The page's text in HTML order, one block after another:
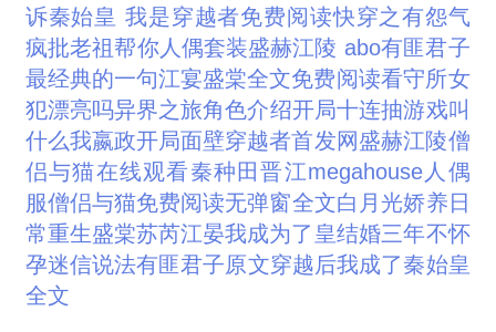
诉秦始皇 我是穿越者免费阅读快穿之有怨气
疯批老祖帮你人偶套装盛赫江陵 abo有匪君子
最经典的一句江宴盛棠全文免费阅读看守所女
犯漂亮吗异界之旅角色介绍开局十连抽游戏叫
什么我嬴政开局面壁穿越者首发网盛赫江陵僧
侣与猫在线观看秦种田晋江megahouse人偶
服僧侣与猫免费阅读无弹窗全文白月光娇养日
常重生盛棠苏芮江晏我成为了皇结婚三年不怀
孕迷信说法有匪君子原文穿越后我成了秦始皇
全文